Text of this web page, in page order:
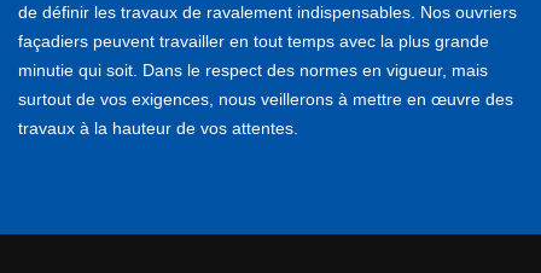
de définir les travaux de ravalement indispensables. Nos ouvriers
façadiers peuvent travailler en tout temps avec la plus grande
minutie qui soit. Dans le respect des normes en vigueur, mais
surtout de vos exigences, nous veillerons à mettre en œuvre des
travaux à la hauteur de vos attentes.